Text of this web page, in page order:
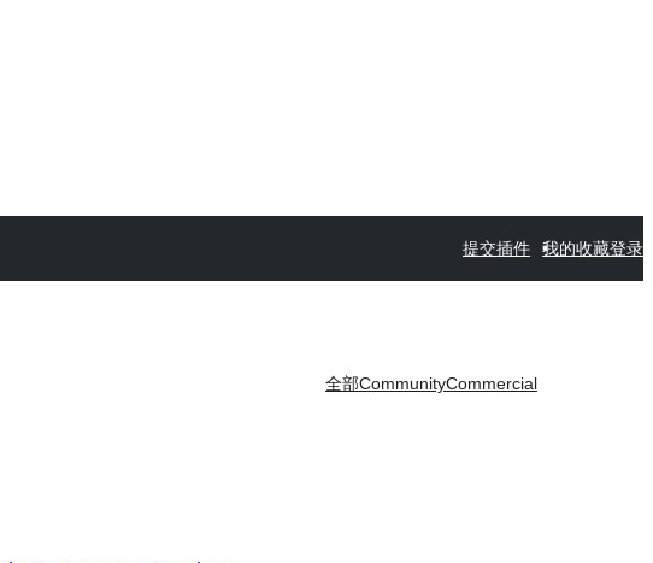
提交插件 我的收藏登录
全部CommunityCommercial